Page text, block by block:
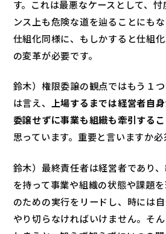
す。これは最悪なケースとして、
ンス上も危険な道を辿ることにもな
仕組化同様に、もしかすると仕組
の変革が必要です。
鈴木）権限委譲の観点ではもう１
は言え、 上場するまでは経営者自
委譲せずに事業も組織も牽引する
思っています。重要と言いますか必
鈴木）最終責任者は経営者であり
を持って事業や組織の状態や課題
のための実行をリードし、時には
やり切らなければいけません。そ